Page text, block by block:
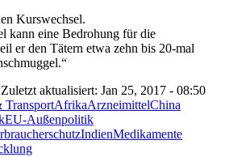
Kurswechsel.
kann eine Bedrohung für die
er den Tätern etwa zehn bis 20-mal
Zuletzt aktualisiert: Jan 25, 2017 - 08:50
TransportAfrikaArzneimittelChina
EU-Außenpolitik
IndienMedikamente